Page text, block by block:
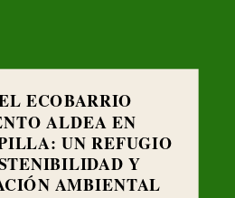
ECOBARRIO
ALDEA EN
UN REFUGIO
Y
AMBIENTAL